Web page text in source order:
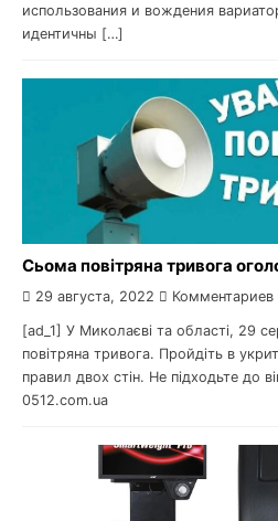
использования и вождения
идентичны […]
Сьома повітряна тривога
29 августа, 2022 Комментариев
[ad_1] У Миколаєві та області, 29
повітряна тривога. Пройдіть в
правил двох стін. Не підходьте до
0512.com.ua